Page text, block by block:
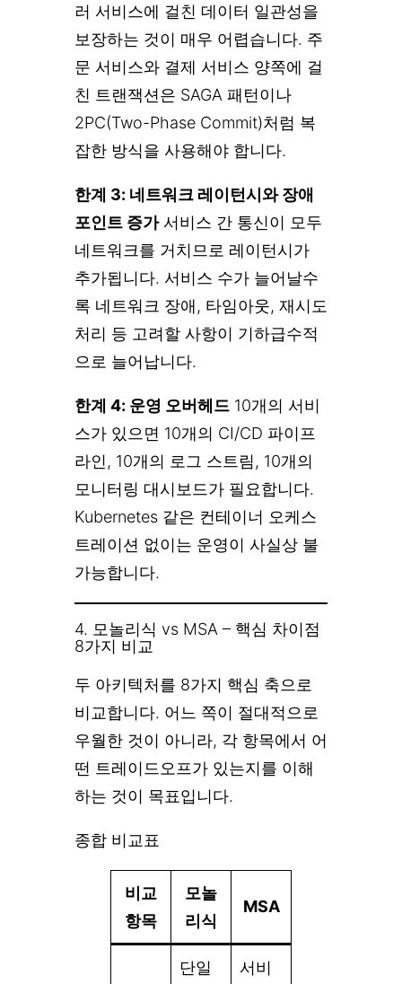
러 서비스에 걸친 데이터 일관성을
보장하는 것이 매우 어렵습니다. 주
문 서비스와 결제 서비스 양쪽에 걸
친 트랜잭션은 SAGA 패턴이나
2PC(Two-Phase Commit)처럼 복
잡한 방식을 사용해야 합니다.
한계 3: 네트워크 레이턴시와 장애
포인트 증가서비스 간 통신이 모두
네트워크를 거치므로 레이턴시가
추가됩니다. 서비스 수가 늘어날수
록 네트워크 장애, 타임아웃, 재시도
처리 등 고려할 사항이 기하급수적
으로 늘어납니다.
한계 4: 운영 오버헤드 10개의 서비
스가 있으면 10개의 CI/CD 파이프
라인, 10개의 로그 스트림, 10개의
모니터링 대시보드가 필요합니다.
Kubernetes 같은 컨테이너 오케스
트레이션 없이는 운영이 사실상 불
가능합니다.
4. 모놀리식 vs MSA – 핵심 차이점
8가지 비교
두 아키텍처를 8가지 핵심 축으로
비교합니다. 어느 쪽이 절대적으로
우월한 것이 아니라, 각 항목에서 어
떤 트레이드오프가 있는지를 이해
하는 것이 목표입니다.
종합 비교표
비교
항목
모놀
리식
MSA
단일
서비